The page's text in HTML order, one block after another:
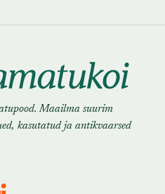
Maailma suurim
kasutatud ja antikvaarsed